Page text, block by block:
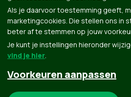
Groen.be
Als je daarvoor toestemming geeft,
marketingcookies. Die stellen ons in
beter af te stemmen op jouw
Je kunt je instellingen hieronder
vind je hier.
Voorkeuren aanpassen